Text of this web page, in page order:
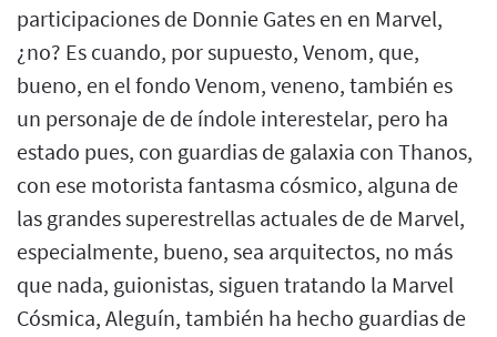
participaciones de Donnie Gates en en Marvel,
¿no? Es cuando, por supuesto, Venom, que,
bueno, en el fondo Venom, veneno, también es
un personaje de de índole interestelar, pero ha
estado pues, con guardias de galaxia con Thanos,
con ese motorista fantasma cósmico, alguna de
las grandes superestrellas actuales de de Marvel,
especialmente, bueno, sea arquitectos, no más
que nada, guionistas, siguen tratando la Marvel
Cósmica, Aleguín, también ha hecho guardias de